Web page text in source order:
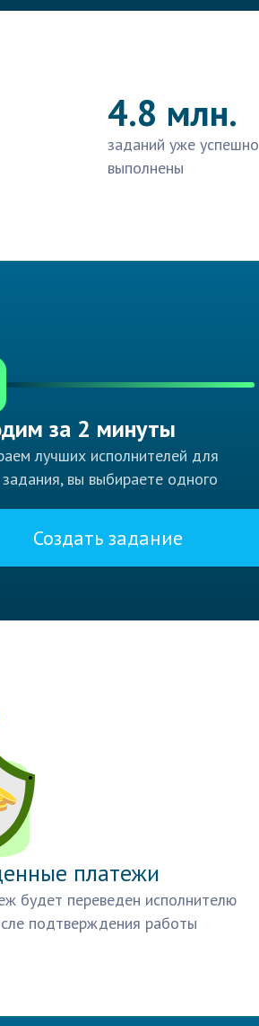
4.8 млн.
заданий уже успешно
выполнены
за 2 минуты
лучших исполнителей для
вы выбираете одного
Создать задание
платежи
будет переведен исполнителю
подтверждения работы